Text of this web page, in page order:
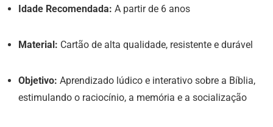
Idade Recomendada: A partir de 6 anos
Material: Cartão de alta qualidade, resistente e durável
Objetivo: Aprendizado lúdico e interativo sobre a Bíblia,
estimulando o raciocínio, a memória e a socialização